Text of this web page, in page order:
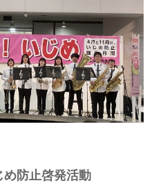
め防止啓発活動